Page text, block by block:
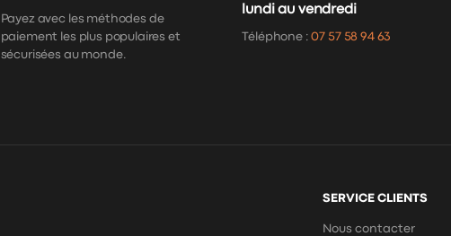
Payez avec les méthodes de
paiement les plus populaires et
sécurisées au monde.
lundi au vendredi
Téléphone :07 57 58 94 63
SERVICE CLIENTS
Nous contacter